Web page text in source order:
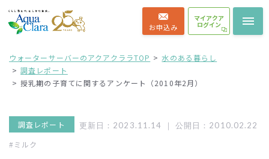
お申込み
マイアクア
ログイン
ウォーターサーバーのアクアクララTOP
水のある暮らし
調査レポート
授乳期の子育てに関するアンケート（2010年2月）
調査レポート 更新日：2023.11.14 ｜ 公開日：2010.02.22
#ミルク